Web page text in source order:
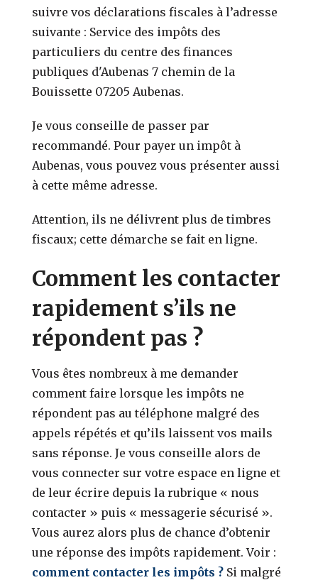
suivre vos déclarations fiscales à l’adresse
suivante : Service des impôts des
particuliers du centre des finances
publiques d'Aubenas 7 chemin de la
Bouissette 07205 Aubenas.
Je vous conseille de passer par
recommandé. Pour payer un impôt à
Aubenas, vous pouvez vous présenter aussi
à cette même adresse.
Attention, ils ne délivrent plus de timbres
fiscaux; cette démarche se fait en ligne.
Comment les contacter
rapidement s’ils ne
répondent pas ?
Vous êtes nombreux à me demander
comment faire lorsque les impôts ne
répondent pas au téléphone malgré des
appels répétés et qu’ils laissent vos mails
sans réponse. Je vous conseille alors de
vous connecter sur votre espace en ligne et
de leur écrire depuis la rubrique « nous
contacter » puis « messagerie sécurisé ».
Vous aurez alors plus de chance d’obtenir
une réponse des impôts rapidement. Voir :
comment contacter les impôts ? Si malgré